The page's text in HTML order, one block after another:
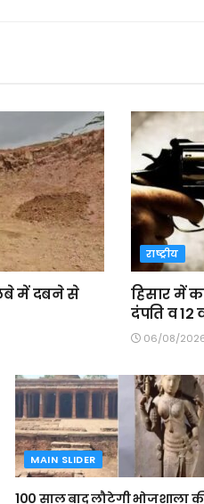
में दबने से
राष्ट्रीय
हिसार में
दंपति व 12
06/08/
MAIN SLIDER
100 साल बाद लौटेगी भोजशाला